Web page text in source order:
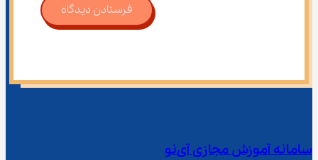
فرستادن دیدگاه
سامانه آموزش مجازی آی‌نو